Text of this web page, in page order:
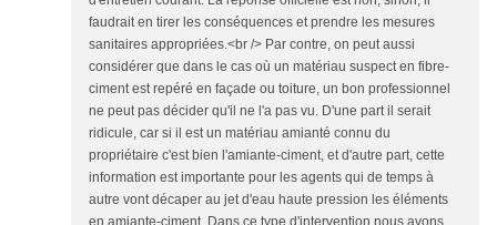
faudrait en tirer les conséquences et prendre les mesures
sanitaires appropriées.<br /> Par contre, on peut aussi
considérer que dans le cas où un matériau suspect en fibre-
ciment est repéré en façade ou toiture, un bon professionnel
ne peut pas décider qu'il ne l'a pas vu. D'une part il serait
ridicule, car si il est un matériau amianté connu du
propriétaire c'est bien l'amiante-ciment, et d'autre part, cette
information est importante pour les agents qui de temps à
autre vont décaper au jet d'eau haute pression les éléments
en amiante-ciment. Dans ce type d'intervention nous avons